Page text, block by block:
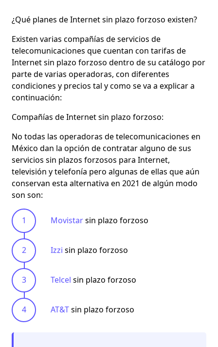
¿Qué planes de Internet sin plazo forzoso existen?
Existen varias compañías de servicios de
telecomunicaciones que cuentan con tarifas de
Internet sin plazo forzoso dentro de su catálogo por
parte de varias operadoras, con diferentes
condiciones y precios tal y como se va a explicar a
continuación:
Compañías de Internet sin plazo forzoso:
No todas las operadoras de telecomunicaciones en
México dan la opción de contratar alguno de sus
servicios sin plazos forzosos para Internet,
televisión y telefonía pero algunas de ellas que aún
conservan esta alternativa en 2021 de algún modo
son son:
Movistarsin plazo forzoso
Izzi sin plazo forzoso
Telcel sin plazo forzoso
AT&Tsin plazo forzoso